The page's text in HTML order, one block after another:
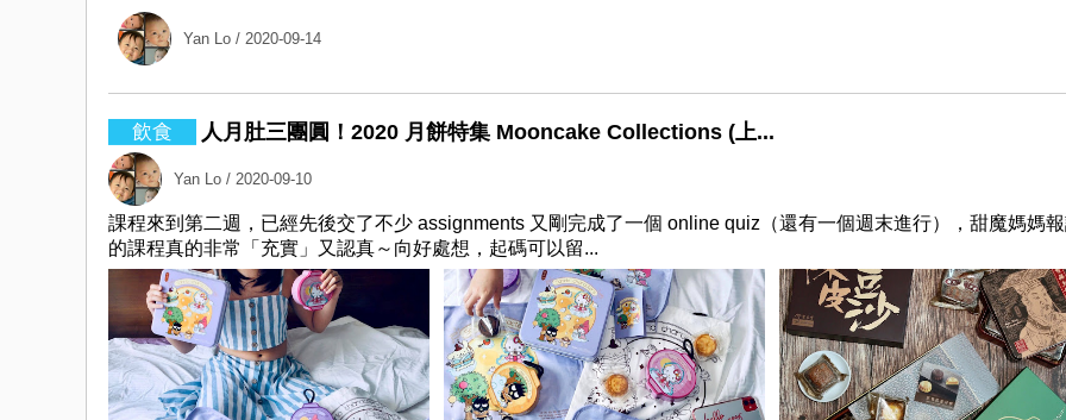
Yan Lo / 2020-09-14
人月肚三團圓！2020 月餅特集 Mooncake Collections (上...
Yan Lo / 2020-09-10
課程來到第二週，已經先後交了不少 assignments 又剛完成了一個 online quiz（還有一個週末進行），甜魔媽媽
的課程真的非常「充實」又認真～向好處想，起碼可以留...